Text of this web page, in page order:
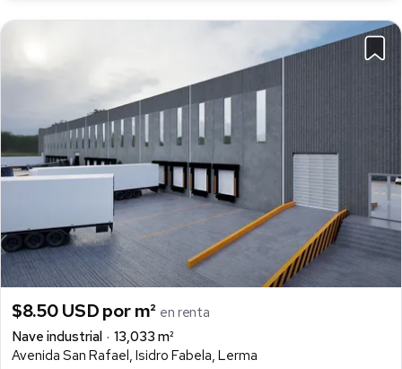
$8.50 USD por m² en renta
Nave industrial
13,033 m²
Avenida San Rafael, Isidro Fabela, Lerma